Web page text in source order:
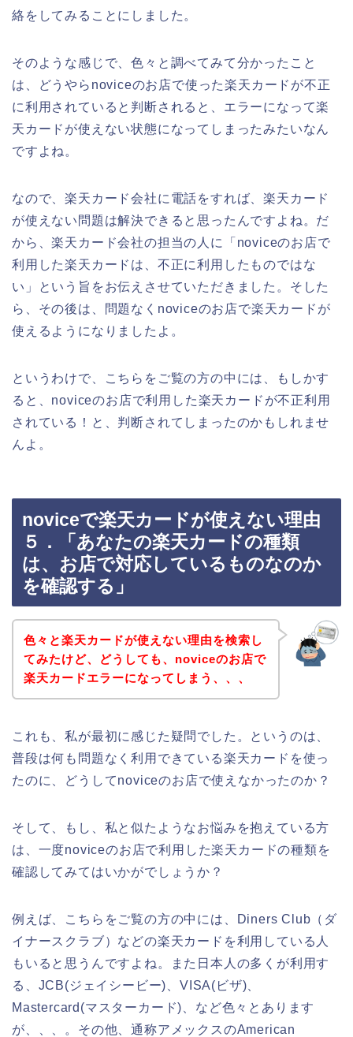
絡をしてみることにしました。
そのような感じで、色々と調べてみて分かったこと
は、どうやらnoviceのお店で使った楽天カードが不正
に利用されていると判断されると、エラーになって楽
天カードが使えない状態になってしまったみたいなん
ですよね。
なので、楽天カード会社に電話をすれば、楽天カード
が使えない問題は解決できると思ったんですよね。だ
から、楽天カード会社の担当の人に「noviceのお店で
利用した楽天カードは、不正に利用したものではな
い」という旨をお伝えさせていただきました。そした
ら、その後は、問題なくnoviceのお店で楽天カードが
使えるようになりましたよ。
というわけで、こちらをご覧の方の中には、もしかす
ると、noviceのお店で利用した楽天カードが不正利用
されている！と、判断されてしまったのかもしれませ
んよ。
noviceで楽天カードが使えない理由
５．「あなたの楽天カードの種類
は、お店で対応しているものなのか
を確認する」
色々と楽天カードが使えない理由を検索し
てみたけど、どうしても、noviceのお店で
楽天カードエラーになってしまう、、、
これも、私が最初に感じた疑問でした。というのは、
普段は何も問題なく利用できている楽天カードを使っ
たのに、どうしてnoviceのお店で使えなかったのか？
そして、もし、私と似たようなお悩みを抱えている方
は、一度noviceのお店で利用した楽天カードの種類を
確認してみてはいかがでしょうか？
例えば、こちらをご覧の方の中には、Diners Club（ダ
イナースクラブ）などの楽天カードを利用している人
もいると思うんですよね。また日本人の多くが利用す
る、JCB(ジェイシービー)、VISA(ビザ)、
Mastercard(マスターカード)、など色々とあります
が、、、。その他、通称アメックスのAmerican